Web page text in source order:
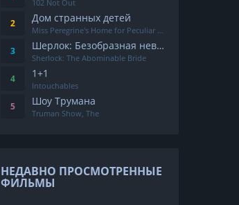
102 Not Out
Дом странных детей
Miss Peregrine's Home for Peculiar Children
Шерлок: Безобразная невеста
Sherlock: The Abominable Bride
1+1
Intouchables
Шоу Трумана
Truman Show, The
НЕДАВНО ПРОСМОТРЕННЫЕ
ФИЛЬМЫ